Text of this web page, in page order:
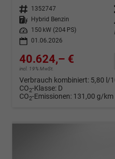
Fahrzeugnr. 1352747
Kraftstoff
Hybrid Benzin
Leistung
150 kW (204 PS)
01.06.2026
40.624,– €
incl. 19% MwSt.
Verbrauch kombiniert: 5,80 l/
CO2-Klasse: D
CO2-Emissionen: 131,00 g/km